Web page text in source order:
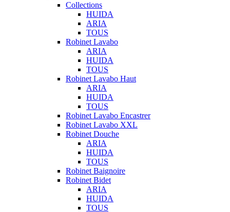
Collections
HUIDA
ARIA
TOUS
Robinet Lavabo
ARIA
HUIDA
TOUS
Robinet Lavabo Haut
ARIA
HUIDA
TOUS
Robinet Lavabo Encastrer
Robinet Lavabo XXL
Robinet Douche
ARIA
HUIDA
TOUS
Robinet Baignoire
Robinet Bidet
ARIA
HUIDA
TOUS